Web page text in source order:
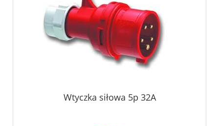
Wtyczka siłowa 5p 32A